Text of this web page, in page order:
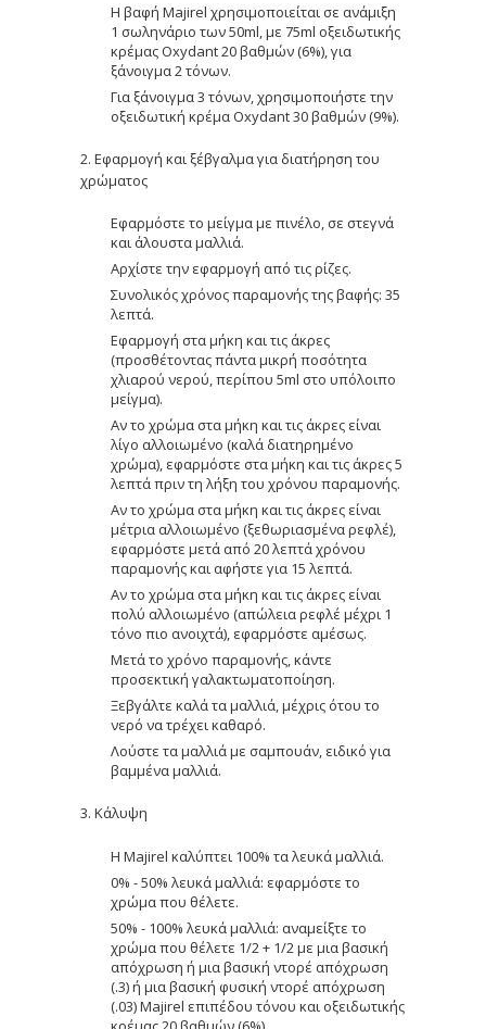
Η βαφή Majirel χρησιμοποιείται σε ανάμιξη
1 σωληνάριο των 50ml, με 75ml οξειδωτικής
κρέμας Oxydant 20 βαθμών (6%), για
ξάνοιγμα 2 τόνων.
Για ξάνοιγμα 3 τόνων, χρησιμοποιήστε την
οξειδωτική κρέμα Oxydant 30 βαθμών (9%).
2. Εφαρμογή και ξέβγαλμα για διατήρηση του
χρώματος
Εφαρμόστε το μείγμα με πινέλο, σε στεγνά
και άλουστα μαλλιά.
Αρχίστε την εφαρμογή από τις ρίζες.
Συνολικός χρόνος παραμονής της βαφής: 35
λεπτά.
Εφαρμογή στα μήκη και τις άκρες
(προσθέτοντας πάντα μικρή ποσότητα
χλιαρού νερού, περίπου 5ml στο υπόλοιπο
μείγμα).
Αν το χρώμα στα μήκη και τις άκρες είναι
λίγο αλλοιωμένο (καλά διατηρημένο
χρώμα), εφαρμόστε στα μήκη και τις άκρες 5
λεπτά πριν τη λήξη του χρόνου παραμονής.
Αν το χρώμα στα μήκη και τις άκρες είναι
μέτρια αλλοιωμένο (ξεθωριασμένα ρεφλέ),
εφαρμόστε μετά από 20 λεπτά χρόνου
παραμονής και αφήστε για 15 λεπτά.
Αν το χρώμα στα μήκη και τις άκρες είναι
πολύ αλλοιωμένο (απώλεια ρεφλέ μέχρι 1
τόνο πιο ανοιχτά), εφαρμόστε αμέσως.
Μετά το χρόνο παραμονής, κάντε
προσεκτική γαλακτωματοποίηση.
Ξεβγάλτε καλά τα μαλλιά, μέχρις ότου το
νερό να τρέχει καθαρό.
Λούστε τα μαλλιά με σαμπουάν, ειδικό για
βαμμένα μαλλιά.
3. Κάλυψη
Η Majirel καλύπτει 100% τα λευκά μαλλιά.
0% - 50% λευκά μαλλιά: εφαρμόστε το
χρώμα που θέλετε.
50% - 100% λευκά μαλλιά: αναμείξτε το
χρώμα που θέλετε 1/2 + 1/2 με μια βασική
απόχρωση ή μια βασική ντορέ απόχρωση
(.3) ή μια βασική φυσική ντορέ απόχρωση
(.03) Majirel επιπέδου τόνου και οξειδωτικής